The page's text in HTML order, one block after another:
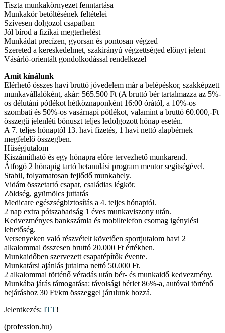
Tiszta munkakörnyezet fenntartása
Munkakör betöltésének feltételei
Szívesen dolgozol csapatban
Jól bírod a fizikai megterhelést
Munkádat precízen, gyorsan és pontosan végzed
Szereted a kereskedelmet, szakirányú végzettséged előnyt jelent
Vásárló-orientált gondolkodással rendelkezel
Amit kínálunk
Elérhető összes havi bruttó jövedelem már a belépéskor, szakképzett
munkavállalóként, akár: 565.500 Ft (A bruttó bér tartalmazza az 5%-
os délutáni pótlékot hétköznaponként 16:00 órától, a 10%-os
szombati és 50%-os vasárnapi pótlékot, valamint a bruttó 60.000,-Ft
összegű jelenléti bónuszt teljes ledolgozott hónap esetén.
A 7. teljes hónaptól 13. havi fizetés, 1 havi nettó alapbérnek
megfelelő összegben.
Hűségjutalom
Kiszámítható és egy hónapra előre tervezhető munkarend.
Átfogó 2 hónapig tartó betanulási program mentor segítségével.
Stabil, folyamatosan fejlődő munkahely.
Vidám összetartó csapat, családias légkör.
Zöldség, gyümölcs juttatás
Medicare egészségbiztosítás a 4. teljes hónaptól.
2 nap extra pótszabadság 1 éves munkaviszony után.
Kedvezményes bankszámla és mobiltelefon csomag igénylési
lehetőség.
Versenyeken való részvételt követően sportjutalom havi 2
alkalommal összesen bruttó 20.000 Ft értékben.
Munkaidőben szervezett csapatépítők évente.
Munkatársi ajánlás jutalma nettó 50.000 Ft.
2 alkalommal történő véradás után bér- és munkaidő kedvezmény.
Munkába járás támogatása: távolsági bérlet 86%-a, autóval történő
bejáráshoz 30 Ft/km összeggel járulunk hozzá.
Jelentkezés: ITT!
(profession.hu)